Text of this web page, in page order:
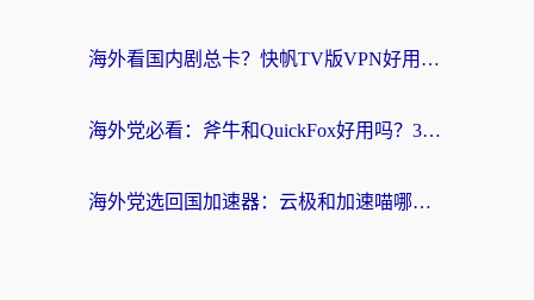
海外看国内剧总卡？快帆TV版VPN好用吗？和海牛VPN对比哪个回国效果更好？
海外党必看：斧牛和QuickFox好用吗？3步选对回国加速器，无缝刷国内剧玩游戏
海外党选回国加速器：云极和加速喵哪个好？附3款热门工具实测对比